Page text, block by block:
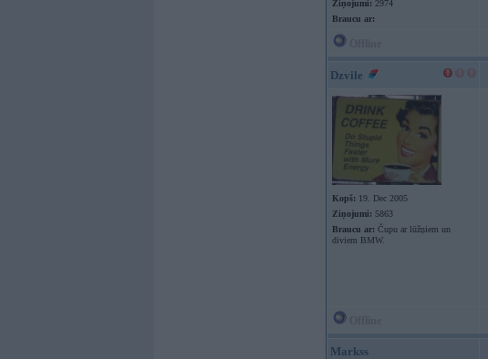
Ziņojumi: 2974
Braucu ar:
Dzvile
Kopš: 19. Dec 2005
Ziņojumi: 5863
Braucu ar: Čupu ar lūžņiem un
diviem BMW.
Markss